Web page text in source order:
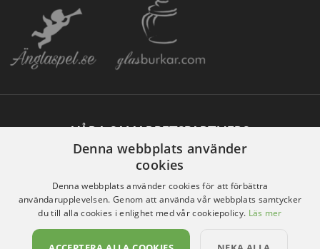
VÅRA SAMARBETSPARTNERS
Denna webbplats använder
cookies
Denna webbplats använder cookies för att förbättra
användarupplevelsen. Genom att använda vår webbplats samtycker
du till alla cookies i enlighet med vår cookiepolicy. Läs mer